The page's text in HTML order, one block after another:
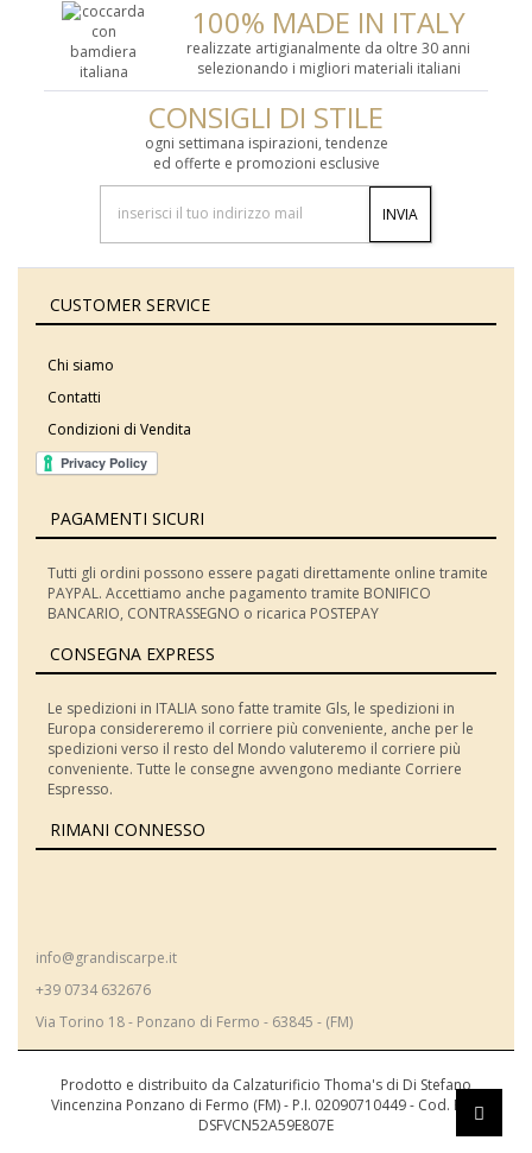
100% MADE IN ITALY
realizzate artigianalmente da oltre 30 anni
selezionando i migliori materiali italiani
CONSIGLI DI STILE
ogni settimana ispirazioni, tendenze
ed offerte e promozioni esclusive
INVIA
CUSTOMER SERVICE
Chi siamo
Contatti
Condizioni di Vendita
PAGAMENTI SICURI
Tutti gli ordini possono essere pagati direttamente online tramite
PAYPAL. Accettiamo anche pagamento tramite BONIFICO
BANCARIO, CONTRASSEGNO o ricarica POSTEPAY
CONSEGNA EXPRESS
Le spedizioni in ITALIA sono fatte tramite Gls, le spedizioni in
Europa considereremo il corriere più conveniente, anche per le
spedizioni verso il resto del Mondo valuteremo il corriere più
conveniente. Tutte le consegne avvengono mediante Corriere
Espresso.
RIMANI CONNESSO
info@grandiscarpe.it
+39 0734 632676
Via Torino 18 - Ponzano di Fermo - 63845 - (FM)
Prodotto e distribuito da Calzaturificio Thoma's di Di Stefano
Vincenzina Ponzano di Fermo (FM) - P.I. 02090710449 - Cod. Fisc.
DSFVCN52A59E807E